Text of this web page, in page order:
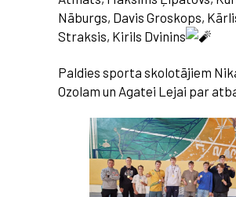
Nāburgs, Davis Groskops,
Straksis, Kirils Dvinins
Paldies sporta skolotājiem
Ozolam un Agatei Lejai par